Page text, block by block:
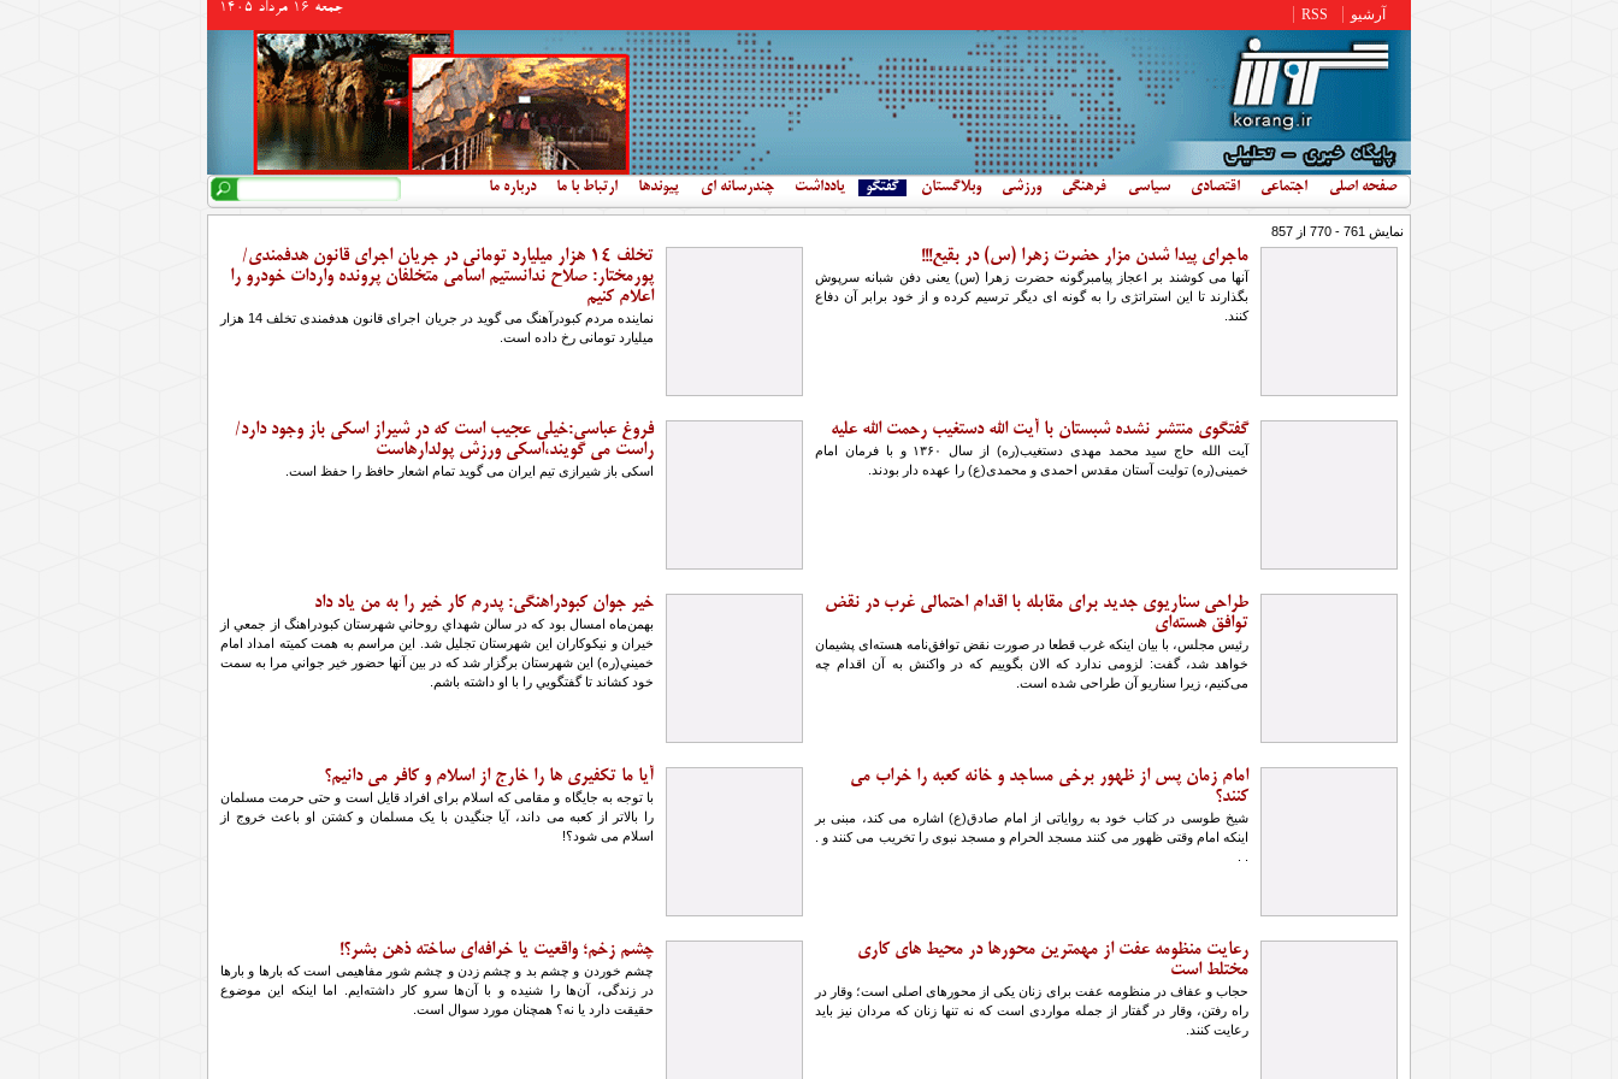
جمعه 16 مرداد 1405 آرشیو RSS
صفحه اصلی اجتماعی اقتصادی سیاسی فرهنگی ورزشی وبلاگستان گفتگو یادداشت چندرسانه ای پیوندها ارتباط با ما درباره ما فرم جستجو
جستجو
نمایش 761 - 770 از 857
ماجرای پیدا شدن مزار حضرت زهرا (س) در بقیع!!!
آنها می کوشند بر اعجاز پیامبرگونه حضرت زهرا (س) یعنی دفن شبانه سرپوش
بگذارند تا این استراتژی را به گونه ای دیگر ترسیم کرده و از خود برابر آن دفاع
کنند.
تخلف 14 هزار میلیارد تومانی در جریان اجرای قانون هدفمندی/
پورمختار: صلاح ندانستیم اسامی متخلفان پرونده واردات خودرو را
اعلام کنیم
نماینده مردم کبودرآهنگ می گوید در جریان اجرای قانون هدفمندی تخلف 14 هزار
میلیارد تومانی رخ داده است.
گفتگوی منتشر نشده شبستان با آیت الله دستغیب رحمت الله علیه
آیت الله حاج سید محمد مهدی دستغیب(ره) از سال ۱۳۶۰ و با فرمان امام
خمینی(ره) تولیت آستان مقدس احمدی و محمدی(ع) را عهده دار بودند.
فروغ عباسی:خیلی عجیب است که در شیراز اسکی باز وجود دارد/
راست می گویند،اسکی ورزش پولدارهاست
اسکی باز شیرازی تیم ایران می گوید تمام اشعار حافظ را حفظ است.
طراحی سناریوی جدید برای مقابله با اقدام احتمالی غرب در نقض
توافق هسته‌ای
رئیس مجلس، با بیان اینکه غرب قطعا در صورت نقض توافق‌نامه هسته‌ای پشیمان
خواهد شد، گفت: لزومی ندارد که الان بگوییم که در واکنش به آن اقدام چه
می‌کنیم، زیرا سناریو آن طراحی شده است.
خیر جوان كبودراهنگي: پدرم کار خیر را به من یاد داد
بهمن‌ماه امسال بود كه در سالن شهداي روحاني شهرستان كبودراهنگ از جمعي از
خيران و نيكوكاران اين شهرستان تجليل شد. اين مراسم به همت كميته امداد امام
خميني(ره) اين شهرستان برگزار شد كه در بين آنها حضور خير جواني مرا به سمت
خود كشاند تا گفتگويي را با او داشته باشم.
امام زمان پس از ظهور برخی مساجد و خانه کعبه را خراب می
کنند؟
شیخ طوسی در کتاب خود به روایاتی از امام صادق(ع) اشاره می کند، مبنی بر
اینکه امام وقتی ظهور می کنند مسجد الحرام و مسجد نبوی را تخریب می کنند و .
آیا ما تکفیری ها را خارج از اسلام و کافر می دانیم؟
با توجه به جایگاه و مقامی که اسلام برای افراد قایل است و حتی حرمت مسلمان
را بالاتر از کعبه می داند، آیا جنگیدن با یک مسلمان و کشتن او باعث خروج از
اسلام می شود؟!
رعایت منظومه عفت از مهمترین محورها در محیط های کاری
مختلط است
حجاب و عفاف در منظومه عفت برای زنان یکی از محورهای اصلی است؛ وقار در
راه رفتن، وقار در گفتار از جمله مواردی است که نه تنها زنان که مردان نیز باید
رعایت کنند.
چشم زخم؛ واقعیت یا خرافه‌ای ساخته ذهن بشر؟!
چشم خوردن و چشم بد و چشم زدن و چشم شور مفاهیمی است که بار‌ها و بار‌ها
در زندگی، آن‌ها را شنیده و با آن‌ها سرو کار داشته‌ایم. اما اینکه این موضوع
حقیقت دارد یا نه؟ همچنان مورد سوال است.